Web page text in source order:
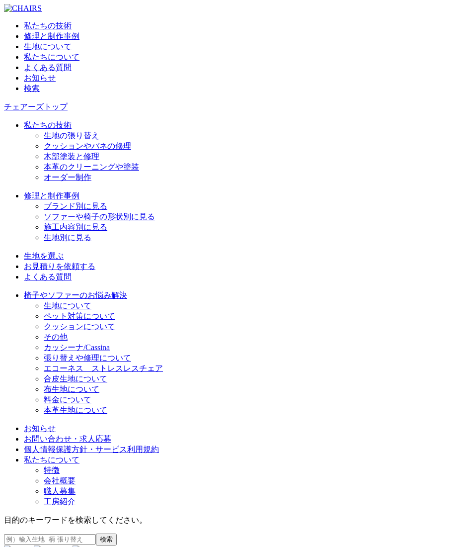
私たちの技術
修理と制作事例
生地について
私たちについて
よくある質問
お知らせ
検索
チェアーズトップ
私たちの技術
生地の張り替え
クッションやバネの修理
木部塗装と修理
本革のクリーニングや塗装
オーダー制作
修理と制作事例
ブランド別に見る
ソファーや椅子の形状別に見る
施工内容別に見る
生地別に見る
生地を選ぶ
お見積りを依頼する
よくある質問
椅子やソファーのお悩み解決
生地について
ペット対策について
クッションについて
その他
カッシーナ/Cassina
張り替えや修理について
エコーネス ストレスレスチェア
合皮生地について
布生地について
料金について
本革生地について
お知らせ
お問い合わせ・求人応募
個人情報保護方針・サービス利用規約
私たちについて
特徴
会社概要
職人募集
工房紹介
目的のキーワードを検索してください。
検索